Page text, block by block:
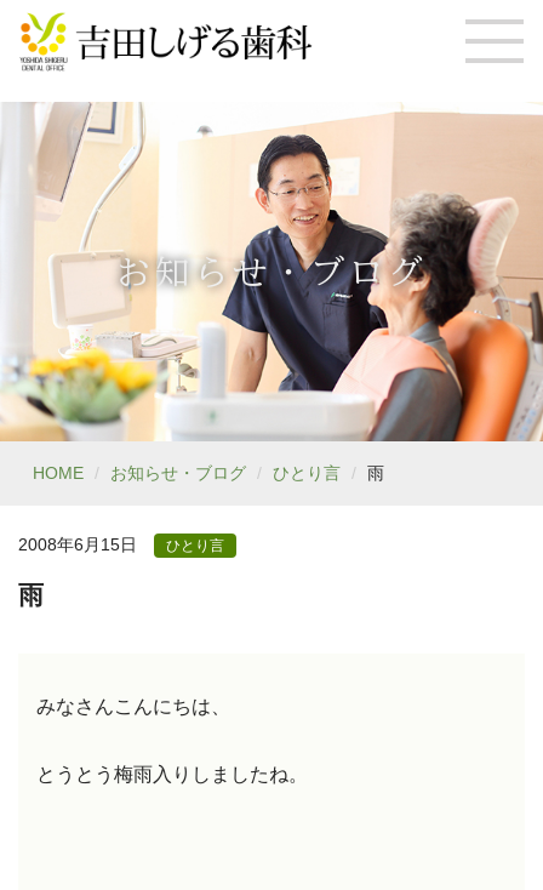
お知らせ・ブログ
HOME お知らせ・ブログ ひとり言 雨
2008年6月15日 ひとり言
雨
みなさんこんにちは、
とうとう梅雨入りしましたね。